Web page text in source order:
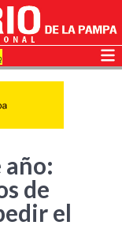
de
el